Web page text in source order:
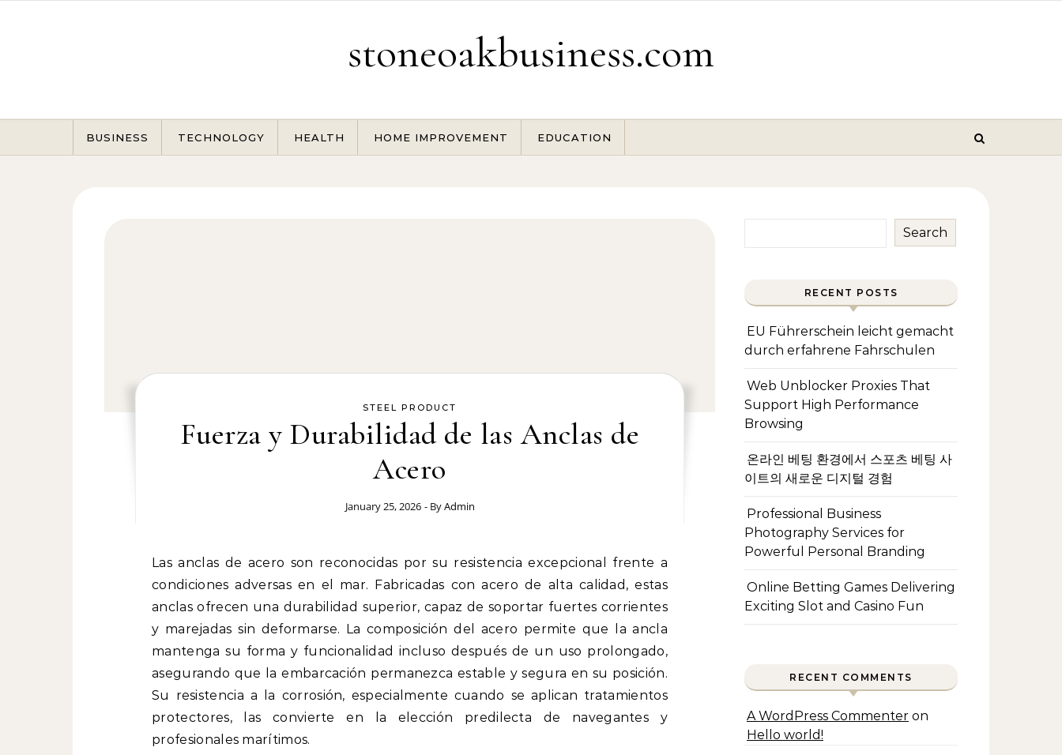
stoneoakbusiness.com
BUSINESS TECHNOLOGY HEALTH HOME IMPROVEMENT EDUCATION
STEEL PRODUCT
Fuerza y Durabilidad de las Anclas de
Acero
January 25, 2026 - ByAdmin
Las anclas de acero son reconocidas por su resistencia excepcional frente a
condiciones adversas en el mar. Fabricadas con acero de alta calidad, estas
anclas ofrecen una durabilidad superior, capaz de soportar fuertes corrientes
y marejadas sin deformarse. La composición del acero permite que la ancla
mantenga su forma y funcionalidad incluso después de un uso prolongado,
asegurando que la embarcación permanezca estable y segura en su posición.
Su resistencia a la corrosión, especialmente cuando se aplican tratamientos
protectores, las convierte en la elección predilecta de navegantes y
profesionales marítimos.
Search
RECENT POSTS
EU Führerschein leicht gemacht
durch erfahrene Fahrschulen
Web Unblocker Proxies That
Support High Performance
Browsing
온라인 베팅 환경에서 스포츠 베팅 사
이트의 새로운 디지털 경험
Professional Business
Photography Services for
Powerful Personal Branding
Online Betting Games Delivering
Exciting Slot and Casino Fun
RECENT COMMENTS
A WordPress Commenter on
Hello world!